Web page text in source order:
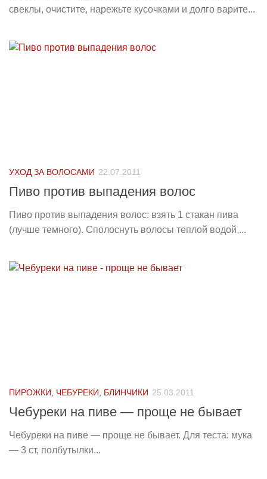
свеклы, очистите, нарежьте кусочками и долго варите...
УХОД ЗА ВОЛОСАМИ 22.07.2011
Пиво против выпадения волос
Пиво против выпадения волос: взять 1 стакан пива
(лучше темного). Сполоснуть волосы теплой водой,...
ПИРОЖКИ, ЧЕБУРЕКИ, БЛИНЧИКИ 25.03.2011
Чебуреки на пиве — проще не бывает
Чебуреки на пиве — проще не бывает. Для теста: мука
— 3 ст, полбутылки...